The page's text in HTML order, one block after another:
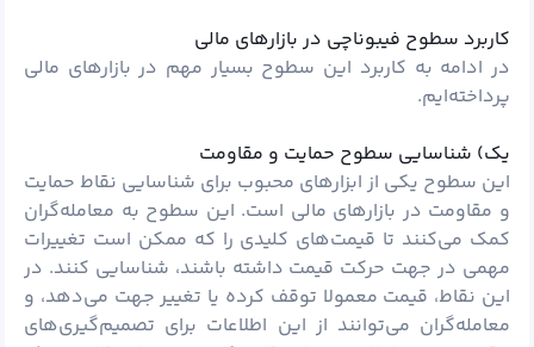
کاربرد سطوح فیبوناچی در بازارهای مالی
در ادامه به کاربرد این سطوح بسیار مهم در بازارهای مالی
پرداخته‌ایم.
یک) شناسایی سطوح حمایت و مقاومت
این سطوح یکی از ابزارهای محبوب برای شناسایی نقاط حمایت
و مقاومت در بازارهای مالی است. این سطوح به معامله‌گران
کمک می‌کنند تا قیمت‌های کلیدی را که ممکن است تغییرات
مهمی در جهت حرکت قیمت داشته باشند، شناسایی کنند. در
این نقاط، قیمت معمولا توقف کرده یا تغییر جهت می‌دهد، و
معامله‌گران می‌توانند از این اطلاعات برای تصمیم‌گیری‌های